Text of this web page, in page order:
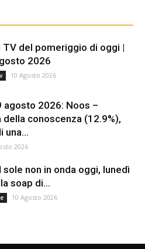
TV del pomeriggio di oggi |
2026
10 Agosto 2026
agosto 2026: Noos –
della conoscenza (12.9%),
una...
2026
sole non in onda oggi, lunedì
soap di...
10 Agosto 2026